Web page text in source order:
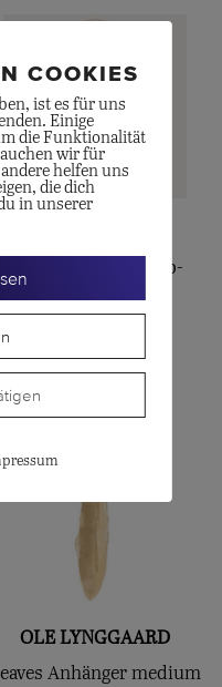
Fancy Rotgold Pyrop-
Granat
OLE LYNGGAARD
Anhänger medium
COOKIES
ist es für uns
Einige
die Funktionalität
wir für
helfen uns
die dich
in unserer